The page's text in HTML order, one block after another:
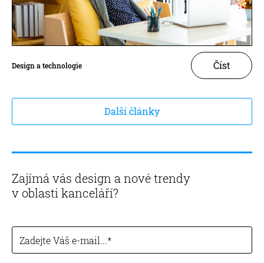
Design a technologie Číst
Další články
Zajímá vás design a nové trendy
v oblasti kanceláří?
Zadejte Váš e-mail...